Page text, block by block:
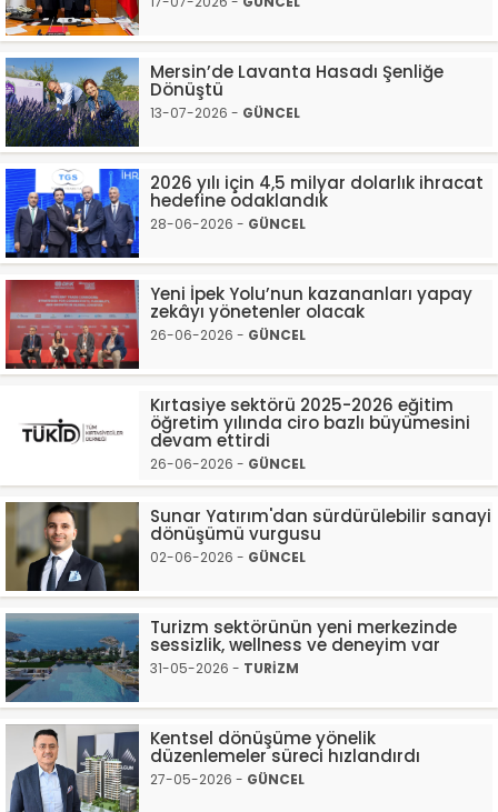
Mersin’de Lavanta Hasadı Şenliğe
Dönüştü
13-07-2026 - GÜNCEL
2026 yılı için 4,5 milyar dolarlık ihracat
hedefine odaklandık
28-06-2026 - GÜNCEL
Yeni İpek Yolu’nun kazananları yapay
zekâyı yönetenler olacak
26-06-2026 - GÜNCEL
Kırtasiye sektörü 2025-2026 eğitim
öğretim yılında ciro bazlı büyümesini
devam ettirdi
26-06-2026 - GÜNCEL
Sunar Yatırım'dan sürdürülebilir sanayi
dönüşümü vurgusu
02-06-2026 - GÜNCEL
Turizm sektörünün yeni merkezinde
sessizlik, wellness ve deneyim var
31-05-2026 - TURİZM
Kentsel dönüşüme yönelik
düzenlemeler süreci hızlandırdı
27-05-2026 - GÜNCEL